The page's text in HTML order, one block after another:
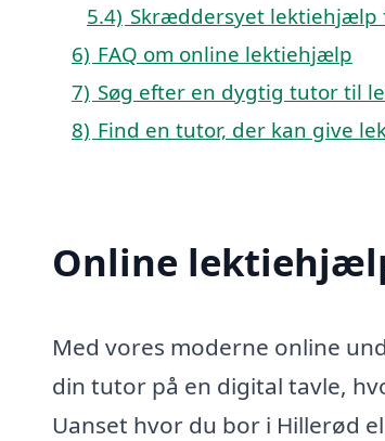
5.4) Skræddersyet lektiehjælp
6) FAQ om online lektiehjælp
7) Søg efter en dygtig tutor til
8) Find en tutor, der kan give
Online
Med vores moderne online
din tutor på en digital tavle,
Uanset hvor du bor i Hillerød